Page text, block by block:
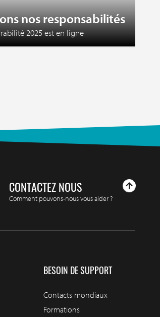
nos responsabilités
2025 est en ligne
CONTACTEZ NOUS
Comment pouvons-nous vous aider ?
BESOIN DE SUPPORT
Contacts mondiaux
Formations